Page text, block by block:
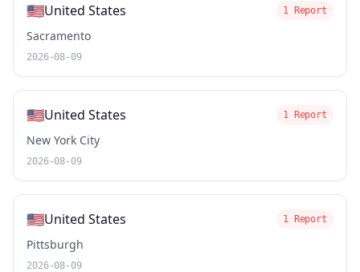
🇺🇸United States 1 Report
Sacramento
2026-08-09
🇺🇸United States 1 Report
New York City
2026-08-09
🇺🇸United States 1 Report
Pittsburgh
2026-08-09